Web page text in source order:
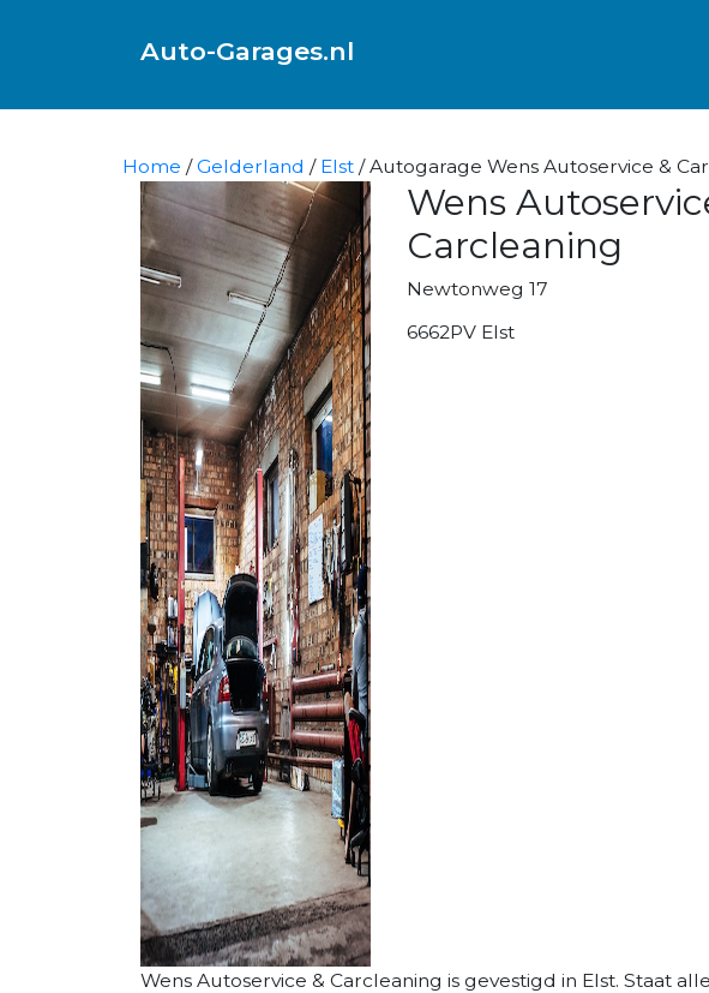
Auto-Garages.nl
Home /Gelderland / Elst / Autogarage Wens Autoservice &
Wens
Carcleaning
Newtonweg 17
6662PV Elst
Wens Autoservice & Carcleaning is gevestigd in Elst. Staat